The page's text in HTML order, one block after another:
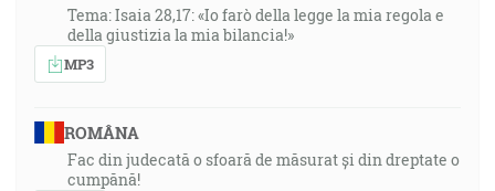
Tema: Isaia 28,17: «Io farò della legge la mia regola e
della giustizia la mia bilancia!»
MP3
ROMÂNA
Fac din judecată o sfoară de măsurat și din dreptate o
cumpănă!